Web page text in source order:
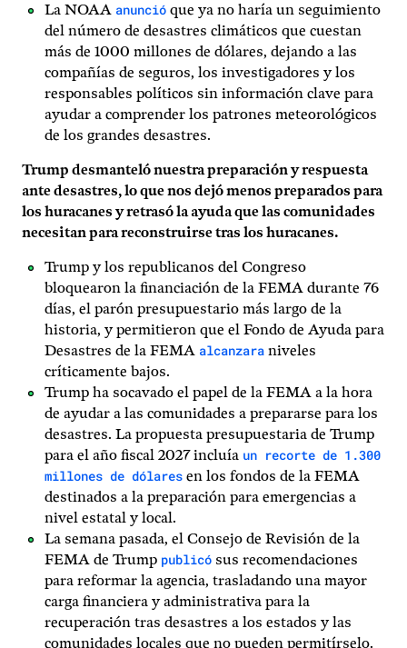
La NOAA anunció que ya no haría un seguimiento
del número de desastres climáticos que cuestan
más de 1000 millones de dólares, dejando a las
compañías de seguros, los investigadores y los
responsables políticos sin información clave para
ayudar a comprender los patrones meteorológicos
de los grandes desastres.
Trump desmanteló nuestra preparación y respuesta
ante desastres, lo que nos dejó menos preparados para
los huracanes y retrasó la ayuda que las comunidades
necesitan para reconstruirse tras los huracanes.
Trump y los republicanos del Congreso
bloquearon la financiación de la FEMA durante 76
días, el parón presupuestario más largo de la
historia, y permitieron que el Fondo de Ayuda para
Desastres de la FEMA alcanzara niveles
críticamente bajos.
Trump ha socavado el papel de la FEMA a la hora
de ayudar a las comunidades a prepararse para los
desastres. La propuesta presupuestaria de Trump
para el año fiscal 2027 incluía un recorte de 1.300
millones de dólares en los fondos de la FEMA
destinados a la preparación para emergencias a
nivel estatal y local.
La semana pasada, el Consejo de Revisión de la
FEMA de Trump publicó sus recomendaciones
para reformar la agencia, trasladando una mayor
carga financiera y administrativa para la
recuperación tras desastres a los estados y las
comunidades locales que no pueden permitírselo.